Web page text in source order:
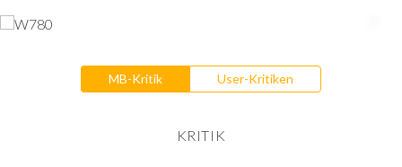
MB-Kritik User-Kritiken
KRITIK